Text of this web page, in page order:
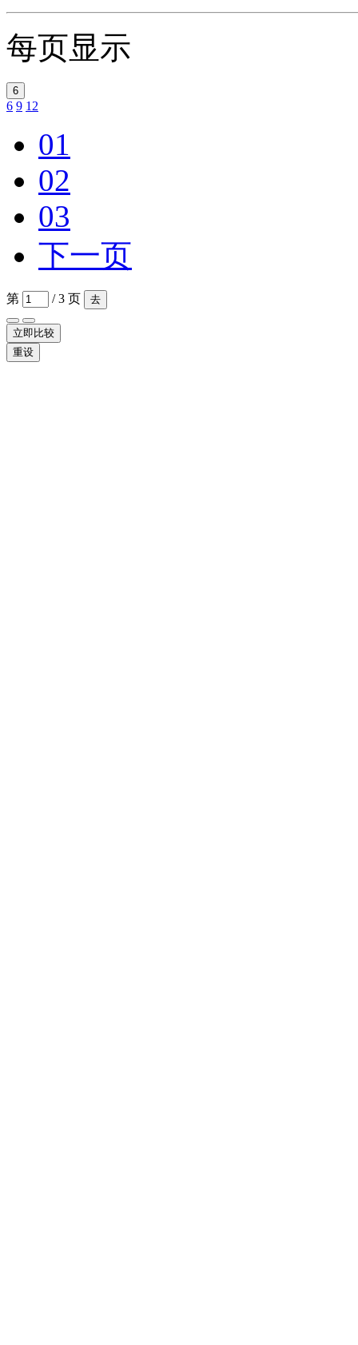
每页显示
6
6 9 12
01
02
03
下一页
第 / 3 页 去
立即比较
重设